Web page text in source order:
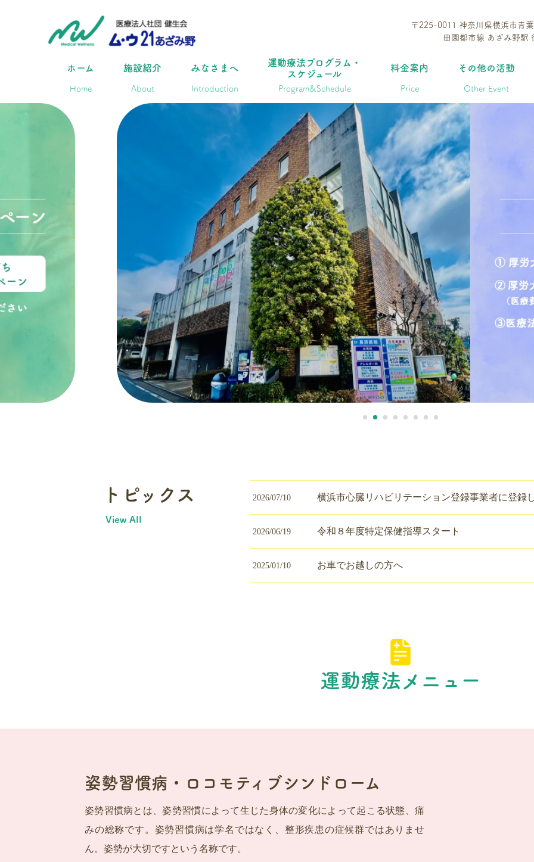
〒225-0011 神奈川県横浜市青
田園都市線 あざみ野駅
ホーム
Home
施設紹介
About
みなさまへ
Introduction
運動療法プログラム・
スケジュール
Program&schedule
料金案内
Price
その他の活動
Other Event
トピックス
View All
2026/07/10 横浜市心臓リハビリテーション登録事業者に登録
2026/06/19 令和８年度特定保健指導スタート
2025/01/10 お車でお越しの方へ
運動療法メニュー
姿勢習慣病・ロコモティブシンドローム
姿勢習慣病とは、姿勢習慣によって生じた身体の変化によって起こる状態、痛
みの総称です。姿勢習慣病は学名ではなく、整形疾患の症候群ではありませ
ん。姿勢が大切ですという名称です。